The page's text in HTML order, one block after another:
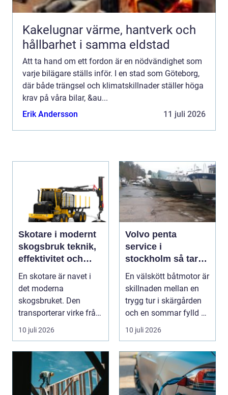
Kakelugnar värme, hantverk och
hållbarhet i samma eldstad
Att ta hand om ett fordon är en nödvändighet som
varje bilägare ställs inför. I en stad som Göteborg,
där både trängsel och klimatskillnader ställer höga
krav på våra bilar, &au...
Erik Andersson
11 juli 2026
Skotare i modernt
skogsbruk teknik,
effektivitet och
hållbarhet
En skotare är navet i
det moderna
skogsbruket. Den
transporterar virke från
avverkningsplatsen till
10 juli 2026
Volvo penta
service i
stockholm så tar
du hand om din
båtmotor på rätt
sätt
En välskött båtmotor är
skillnaden mellan en
trygg tur i skärgården
och en sommar fylld av
ofrivilli...
10 juli 2026